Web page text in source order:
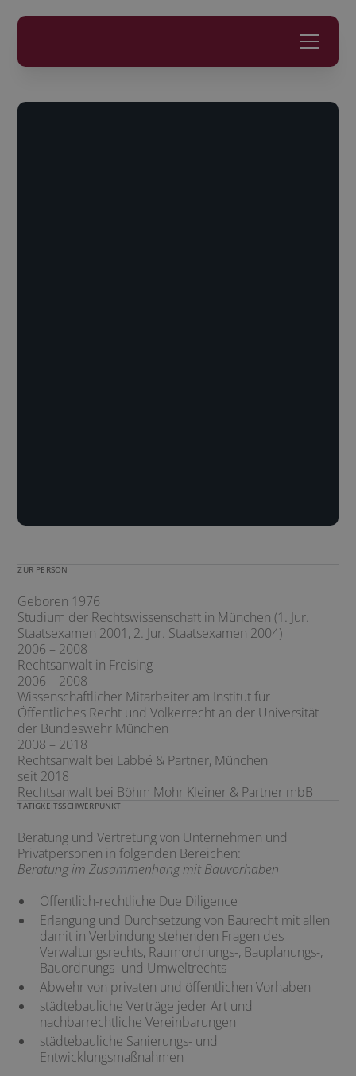
ZUR PERSON
Geboren 1976
Studium der Rechtswissenschaft in München (1. Jur.
Staatsexamen 2001, 2. Jur. Staatsexamen 2004)
2006 – 2008
Rechtsanwalt in Freising
2006 – 2008
Wissenschaftlicher Mitarbeiter am Institut für
Öffentliches Recht und Völkerrecht an der Universität
der Bundeswehr München
2008 – 2018
Rechtsanwalt bei Labbé & Partner, München
seit 2018
Rechtsanwalt bei Böhm Mohr Kleiner & Partner mbB
TÄTIGKEITSSCHWERPUNKT
Beratung und Vertretung von Unternehmen und
Privatpersonen in folgenden Bereichen:
Beratung im Zusammenhang mit Bauvorhaben
Öffentlich-rechtliche Due Diligence
Erlangung und Durchsetzung von Baurecht mit allen
damit in Verbindung stehenden Fragen des
Verwaltungsrechts, Raumordnungs-, Bauplanungs-,
Bauordnungs- und Umweltrechts
Abwehr von privaten und öffentlichen Vorhaben
städtebauliche Verträge jeder Art und
nachbarrechtliche Vereinbarungen
städtebauliche Sanierungs- und
Entwicklungsmaßnahmen